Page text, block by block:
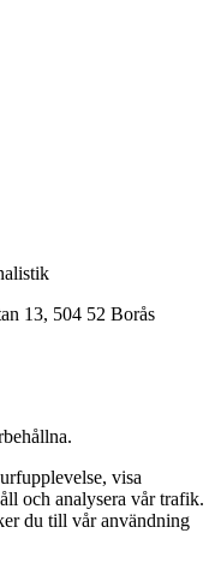
13, 504 52 Borås
visa
och analysera vår trafik.
du till vår användning